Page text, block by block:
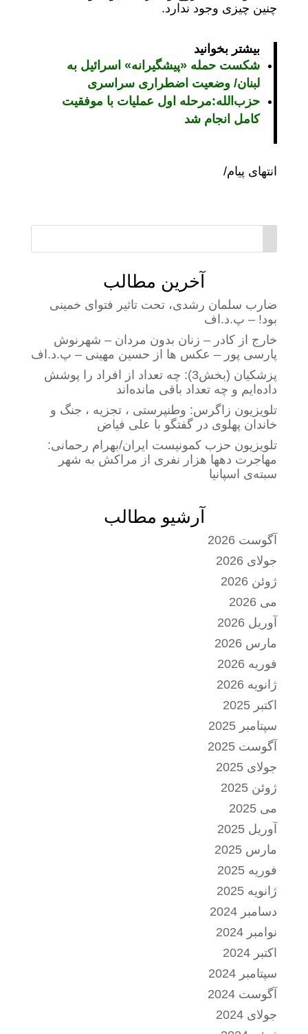
چنین چیزی وجود ندارد.
بیشتر بخوانید
شکست حمله «پیشگیرانه» اسرائیل به
لبنان/ وضعیت اضطراری سراسری
حزب‌الله:مرحله اول عملیات با موفقیت
کامل انجام شد
انتهای پیام/
آخرین مطالب
ضارب سلمان رشدی، تحت تاثیر فتوای خمینی
بود! – پ.د.اف
خارج از کادر – زنان بدون مردان – شهرنوش
پارسی پور – عکس ها از حسین مهینی – پ.د.اف
پزشکیان (بخش3): چه تعداد از افراد را پوشش
داده‌ایم و چه تعداد باقی مانده‌اند
تلویزیون زاگرس: وطنپرستی ، تجزیه ، جنگ و
خاندان پهلوی در گفتگو با علی فیاض
تلویزیون حزب کمونیست ایران/بهرام رحمانی:
مهاجرت دهها هزار نفری از مراکش به شهر
سبته‌ی اسپانیا
آرشیو مطالب
آگوست 2026
جولای 2026
ژوئن 2026
می 2026
آوریل 2026
مارس 2026
فوریه 2026
ژانویه 2026
اکتبر 2025
سپتامبر 2025
آگوست 2025
جولای 2025
ژوئن 2025
می 2025
آوریل 2025
مارس 2025
فوریه 2025
ژانویه 2025
دسامبر 2024
نوامبر 2024
اکتبر 2024
سپتامبر 2024
آگوست 2024
جولای 2024